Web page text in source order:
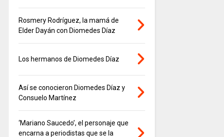
Rosmery Rodríguez, la mamá de
Elder Dayán con Diomedes Díaz
Los hermanos de Diomedes Díaz
Así se conocieron Diomedes Díaz y
Consuelo Martínez
‘Mariano Saucedo’, el personaje que
encarna a periodistas que se la